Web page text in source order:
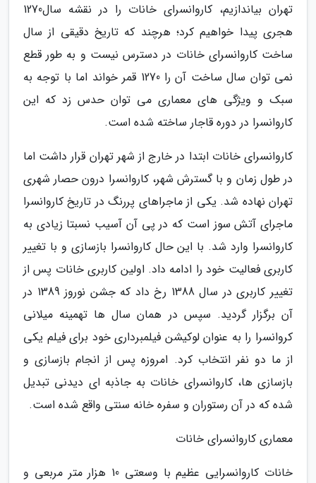
تهران بیاندازیم، کاروانسرای خانات را در نقشه سال1270
هجری پیدا خواهیم کرد؛ هرچند که تاریخ دقیقی از سال
ساخت کاروانسرای خانات در دسترس نیست و به طور قطع
نمی توان سال ساخت آن را 1270 قمر خواند اما با توجه به
سبک و ویژگی های معماری می توان حدس زد که این
کاروانسرا در دوره قاجار ساخته شده است.
کاروانسرای خانات ابتدا در خارج از شهر تهران قرار داشت اما
در طول زمان و با گسترش شهر، کاروانسرا درون حصار شهری
تهران نهاده شد. یکی از ماجراهای پررنگ در تاریخ کاروانسرا
ماجرای آتش سوز است که در پی آن آسیب نسبتا زیادی به
کاروانسرا وارد شد. با این حال کاروانسرا بازسازی و با تغییر
کاربری فعالیت خود را ادامه داد. اولین کاربری خانات پس از
تغییر کاربری در سال 1388 رخ داد که جشن نوروز 1389 در
آن برگزار گردید. سپس در همان سال ها تهمینه میلانی
کروانسرا را به عنوان لوکیشن فیلمبرداری خود برای فیلم یکی
از ما دو نفر انتخاب کرد. امروزه پس از انجام بازسازی و
بازسازی ها، کاروانسرای خانات به جاذبه ای دیدنی تبدیل
شده که در آن رستوران و سفره خانه سنتی واقع شده است.
معماری کاروانسرای خانات
خانات کاروانسرایی عظیم با وسعتی 10 هزار متر مربعی و